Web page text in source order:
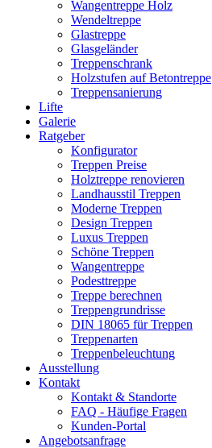
Wangentreppe Holz
Wendeltreppe
Glastreppe
Glasgeländer
Treppenschrank
Holzstufen auf Betontreppe
Treppensanierung
Lifte
Galerie
Ratgeber
Konfigurator
Treppen Preise
Holztreppe renovieren
Landhausstil Treppen
Moderne Treppen
Design Treppen
Luxus Treppen
Schöne Treppen
Wangentreppe
Podesttreppe
Treppe berechnen
Treppengrundrisse
DIN 18065 für Treppen
Treppenarten
Treppenbeleuchtung
Ausstellung
Kontakt
Kontakt & Standorte
FAQ - Häufige Fragen
Kunden-Portal
Angebotsanfrage